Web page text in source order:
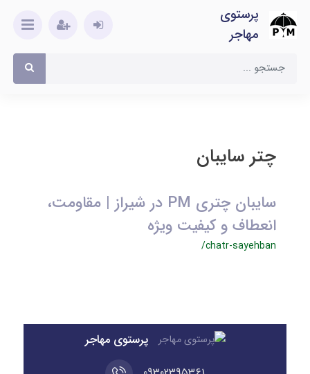
پرستوی
مهاجر
چتر سایبان
سایبان چتری PM در شیراز | مقاومت،
انعطاف و کیفیت ویژه
/chatr-sayehban
پرستوی مهاجر